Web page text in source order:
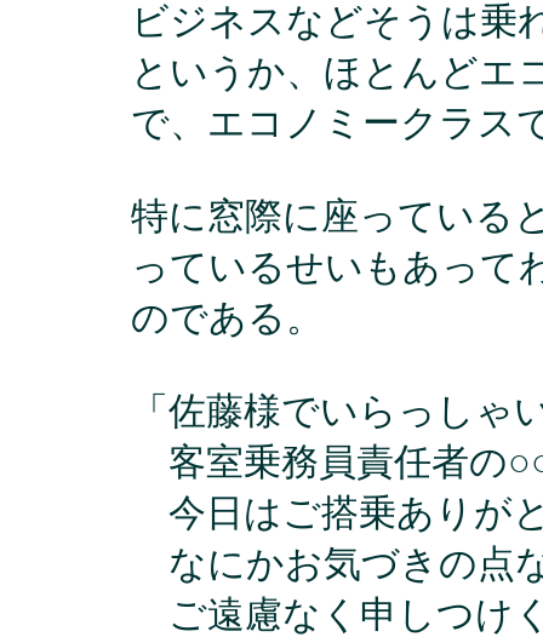
ビジネスなどそうは乗
というか、ほとんどエ
で、エコノミークラス
特に窓際に座っている
っているせいもあって
のである。
「佐藤様でいらっしゃ
客室乗務員責任者の
今日はご搭乗ありが
なにかお気づきの点
ご遠慮なく申しつけ